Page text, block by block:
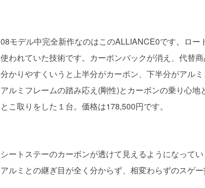
08モデル中完全新作なのはこのALLIANCE0です。ロー
使われていた技術です。カーボンバックが消え、代替商
分かりやすくいうと上半分がカーボン、下半分がアルミ
アルミフレームの踏み応え(剛性)とカーボンの乗り心地
とこ取りをした１台。価格は178,500円です。
シートステーのカーボンが透けて見えるようになってい
アルミとの継ぎ目が全く分からず、相変わらずのスゲー